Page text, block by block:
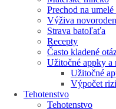
Prechod na
Výživa
Strava batoľaťa
Recepty
Často kladené
Užitočné appky a
Užitočné
Výpočet
Tehotenstvo
Tehotenstvo